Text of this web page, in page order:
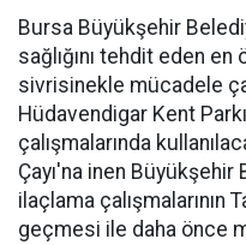
Bursa Büyükşehir
sağlığını tehdit eden
sivrisinekle mücadele
Hüdavendigar Kent
çalışmalarında
Çayı'na inen Büyükşehir
ilaçlama çalışmalarının
geçmesi ile daha önce